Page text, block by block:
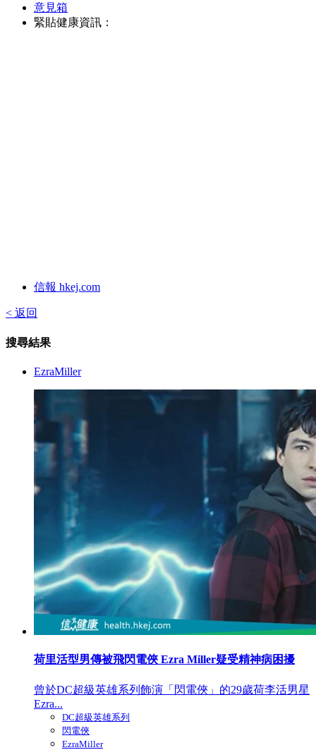
意見箱
緊貼健康資訊：
信報 hkej.com
< 返回
搜尋結果
EzraMiller
荷里活型男傳被飛閃電俠 Ezra Miller疑受精神病困擾
曾於DC超級英雄系列飾演「閃電俠」的29歲荷李活男星
Ezra...
DC超級英雄系列
閃電俠
EzraMiller